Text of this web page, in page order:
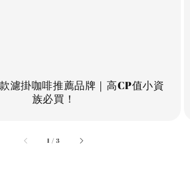
款濾掛咖啡推薦品牌｜高CP值小資
族必買！
1 /accessibility.of
3